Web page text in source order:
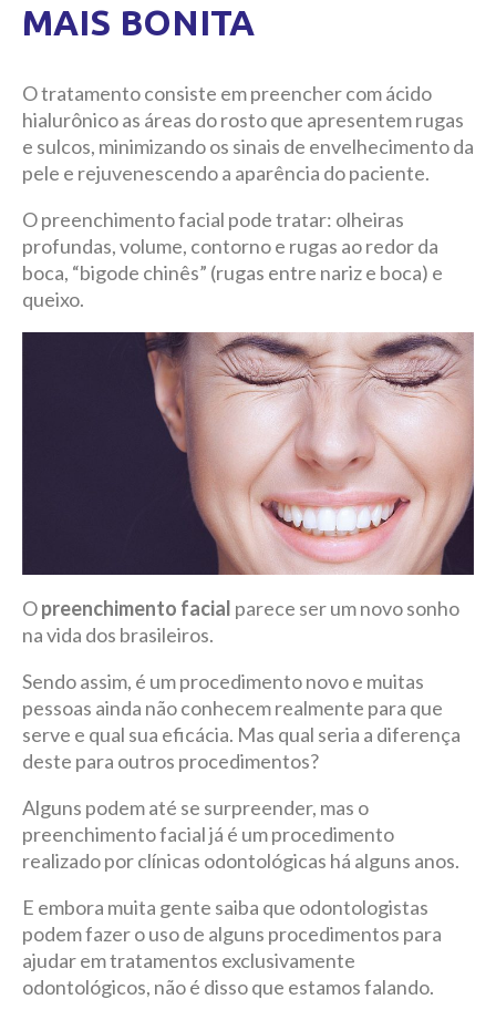
MAIS BONITA
O tratamento consiste em preencher com ácido
hialurônico as áreas do rosto que apresentem rugas
e sulcos, minimizando os sinais de envelhecimento da
pele e rejuvenescendo a aparência do paciente.
O preenchimento facial pode tratar: olheiras
profundas, volume, contorno e rugas ao redor da
boca, “bigode chinês” (rugas entre nariz e boca) e
queixo.
Opreenchimento facial parece ser um novo sonho
na vida dos brasileiros.
Sendo assim, é um procedimento novo e muitas
pessoas ainda não conhecem realmente para que
serve e qual sua eficácia. Mas qual seria a diferença
deste para outros procedimentos?
Alguns podem até se surpreender, mas o
preenchimento facial já é um procedimento
realizado por clínicas odontológicas há alguns anos.
E embora muita gente saiba que odontologistas
podem fazer o uso de alguns procedimentos para
ajudar em tratamentos exclusivamente
odontológicos, não é disso que estamos falando.